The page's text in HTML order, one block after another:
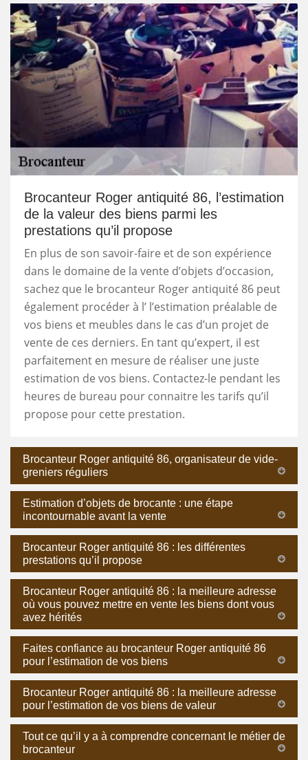
Brocanteur Roger antiquité 86, l’estimation
de la valeur des biens parmi les
prestations qu’il propose
En plus de son savoir-faire et de son expérience
dans le domaine de la vente d’objets d’occasion,
sachez que le brocanteur Roger antiquité 86 peut
également procéder à l’ l’estimation préalable de
vos biens et meubles dans le cas d’un projet de
vente de ces derniers. En tant qu’expert, il est
parfaitement en mesure de réaliser une juste
estimation de vos biens. Contactez-le pendant les
heures de bureau pour connaitre les tarifs qu’il
propose pour cette prestation.
Brocanteur Roger antiquité 86, organisateur de vide-
greniers réguliers
Estimation d’objets de brocante : une étape
incontournable avant la vente
Brocanteur Roger antiquité 86 : les différentes
prestations qu’il propose
Brocanteur Roger antiquité 86 : la meilleure adresse
où vous pouvez mettre en vente les biens dont vous
avez hérités
Faites confiance au brocanteur Roger antiquité 86
pour l’estimation de vos biens
Brocanteur Roger antiquité 86 : la meilleure adresse
pour l’estimation de vos biens de valeur
Tout ce qu’il y a à comprendre concernant le métier de
brocanteur